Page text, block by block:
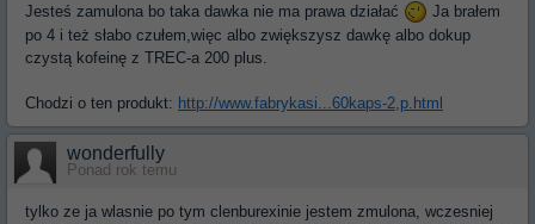
Jesteś zamulona bo taka dawka nie ma prawa działać
Ja brałem
po 4 i też słabo czułem,więc albo zwiększysz dawkę albo dokup
czystą kofeinę z TREC-a 200 plus.
Chodzi o ten produkt: http://www.fabrykasi...60kaps-2,p.html
wonderfully
Ponad rok temu
tylko ze ja wlasnie po tym clenburexinie jestem zmulona, wczesniej